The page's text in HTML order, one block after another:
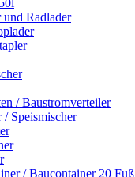
und Radlader
/ Baustromverteiler
/ Speismischer
/ Baucontainer 20 Fuß